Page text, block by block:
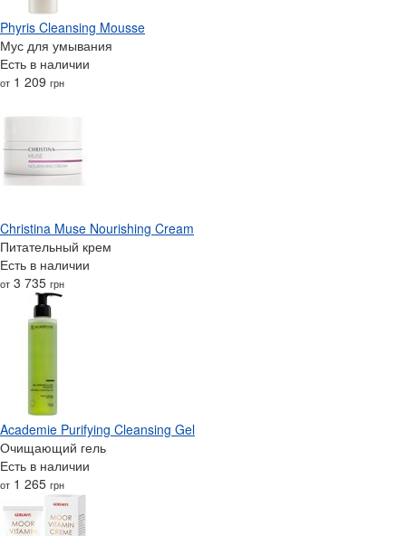
Phyris Cleansing Mousse
Мус для умывания
Есть в наличии
от 1 209 грн
Christina Muse Nourishing Cream
Питательный крем
Есть в наличии
от 3 735 грн
Academie Purifying Cleansing Gel
Очищающий гель
Есть в наличии
от 1 265 грн